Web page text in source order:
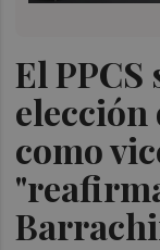
El PPCS
elección
como